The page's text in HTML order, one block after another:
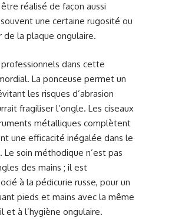
réalisé de façon aussi
une certaine rugosité ou
de la plaque ongulaire.
dans cette
La ponceuse permet un
les risques d’abrasion
fragiliser l’ongle. Les ciseaux
métalliques complètent
une efficacité inégalée dans le
Le soin méthodique n’est pas
des mains ; il est
à la pédicurie russe, pour un
pieds et mains avec la même
et à l’hygiène ongulaire.